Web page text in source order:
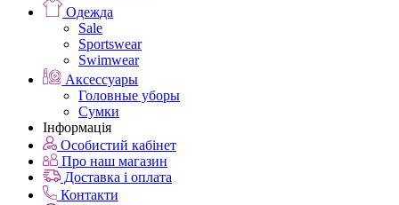
Одежда
Sale
Sportswear
Swimwear
Аксессуары
Головные уборы
Сумки
Інформація
Особистий кабінет
Про наш магазин
Доставка і оплата
Контакти